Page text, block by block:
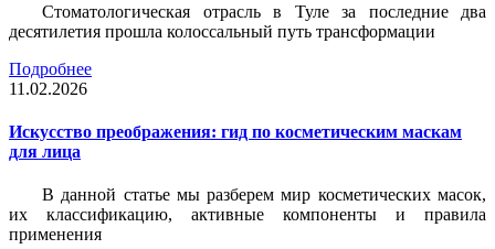
Стоматологическая отрасль в Туле за последние два
десятилетия прошла колоссальный путь трансформации
Подробнее
11.02.2026
Искусство преображения: гид по косметическим маскам
для лица
В данной статье мы разберем мир косметических масок,
их классификацию, активные компоненты и правила
применения